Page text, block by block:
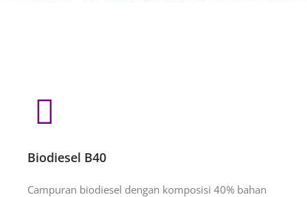
Biodiesel B40
Campuran biodiesel dengan komposisi 40% bahan